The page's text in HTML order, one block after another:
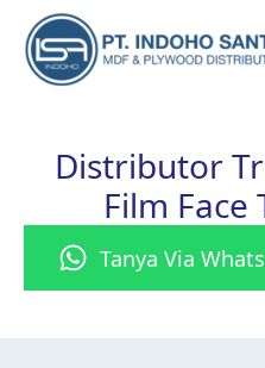
Distributor
Film Face
Tanya Via